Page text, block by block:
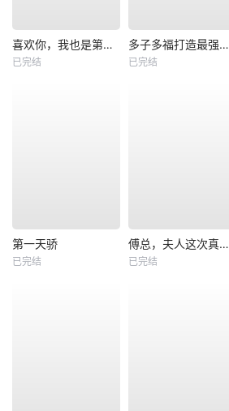
喜欢你，我也是第一部
已完结
多子多福打造最强修仙家族
已完结
第一天骄
已完结
傅总，夫人这次真的死了
已完结